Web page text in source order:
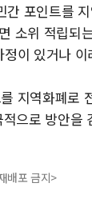
간 포인트를
소위 적립되
이 있거나
지역화폐로
으로 방안을
배포 금지>